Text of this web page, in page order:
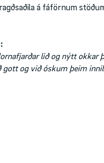
á fáförnum
lið og nýtt okkar
og við óskum þeim